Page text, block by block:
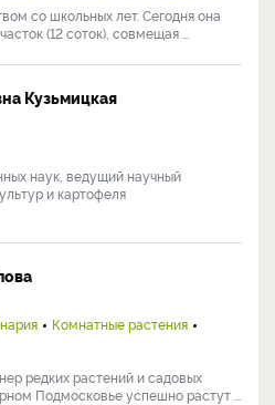
со школьных лет. Сегодня она
(12 соток), совмещая ...
Кузьмицкая
наук, ведущий научный
и картофеля
Комнатные растения
редких растений и садовых
Подмосковье успешно растут ...